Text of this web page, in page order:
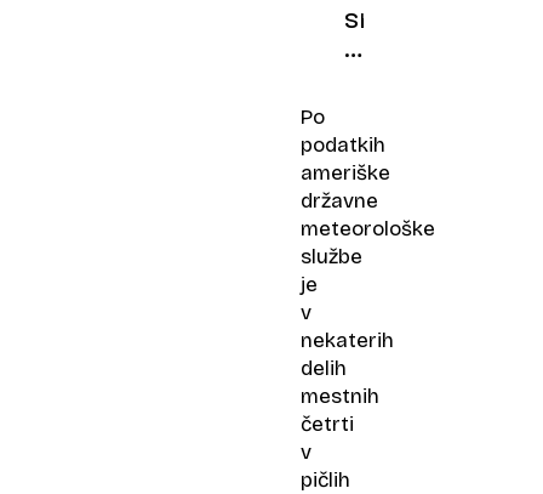
snežnega
neurja,
Yorku
zaprli
tudi
šole
Po
podatkih
ameriške
državne
meteorološke
službe
je
v
nekaterih
delih
mestnih
četrti
v
pičlih